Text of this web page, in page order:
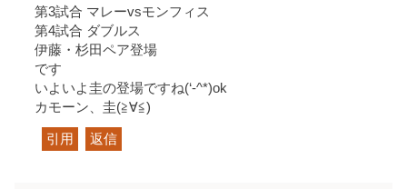
第3試合 マレーvsモンフィス
第4試合 ダブルス
伊藤・杉田ペア登場
です
いよいよ圭の登場ですね(‘-^*)ok
カモーン、圭(≧∀≦)
引用 返信